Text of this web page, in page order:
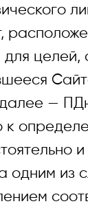
на сайте
на
—
одним из